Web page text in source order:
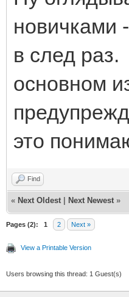
новичками
в след раз.
основном
это
Find
« Next Oldest Next Newest »
Pages (2): 1 2 Next »
View a Printable Version
Users browsing this thread: 1 Guest(s)